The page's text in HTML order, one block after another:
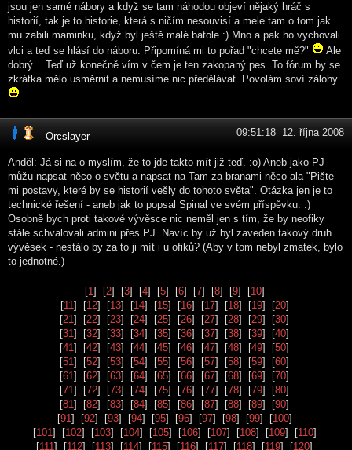
jsou jen samé nábory a když se tam náhodou objeví nějaký hráč s
historií, tak je to historie, která s ničím nesouvisí a mele tam o tom jak
mu zabili maminku, když byl ještě malé batole :) Mno a pak ho vychovali
vlci a teď se hlásí do náboru. Připomíná mi to pořad "chcete mě?"
Ale
dobrý... Teď už konečně vím v čem je ten zakopaný pes. To fórum by se
zkrátka mělo usměrnit a nemusíme nic předělávat. Povolám soví zálohy
Orcslayer 09:51:18 12. října 2008
Anděl: Já si na o myslím, že to jde takto mít již teď. :o) Aneb jako PJ
můžu napsat něco o světu a napsat na Tam za branami něco ala "Pište
mi postavy, které by se historií vešly do tohoto světa". Otázka jen je to
technické řešení - aneb jak to popsal Spinal ve svém příspěvku. .)
Osobně bych proti takové vývěsce nic neměl jen s tím, že by neofiky
stále schvalovali admini přes PJ. Navíc by už byl zaveden takový druh
vývěsek - nestálo by za to ji mít i u ofiků? (Aby v tom nebyl zmatek, bylo
to jednotné.)
[1] [2] [3] [4] [5] [6] [7] [8] [9] [10]
[11] [12] [13] [14] [15] [16] [17] [18] [19] [20]
[21] [22] [23] [24] [25] [26] [27] [28] [29] [30]
[31] [32] [33] [34] [35] [36] [37] [38] [39] [40]
[41] [42] [43] [44] [45] [46] [47] [48] [49] [50]
[51] [52] [53] [54] [55] [56] [57] [58] [59] [60]
[61] [62] [63] [64] [65] [66] [67] [68] [69] [70]
[71] [72] [73] [74] [75] [76] [77] [78] [79] [80]
[81] [82] [83] [84] [85] [86] [87] [88] [89] [90]
[91] [92] [93] [94] [95] [96] [97] [98] [99] [100]
[101] [102] [103] [104] [105] [106] [107] [108] [109] [110]
[111] [112] [113] [114] [115] [116] [117] [118] [119] [120]